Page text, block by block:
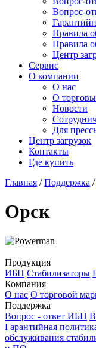
Вопрос-
Правила
Правила
Центр
Сервис
О компании
О нас
О
Новости
Для
Центр загрузок
Контакты
Где купить
Главная /Поддержка /
Орск
Продукция
ИБП Стабилизаторы
Компания
О нас О торговой
Поддержка
Вопрос - ответ ИБП
Гарантийная
обслуживания